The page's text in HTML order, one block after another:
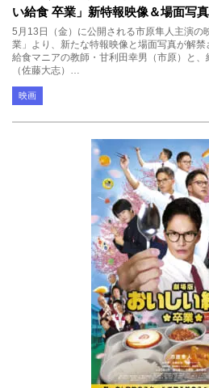
い給食 卒業」新特報映像＆場面写
5月13日（金）に公開される市原隼人主演の
業」より、新たな特報映像と場面写真が解禁
給食マニアの教師・甘利田幸男（市原）と
（佐藤大志）…
映画